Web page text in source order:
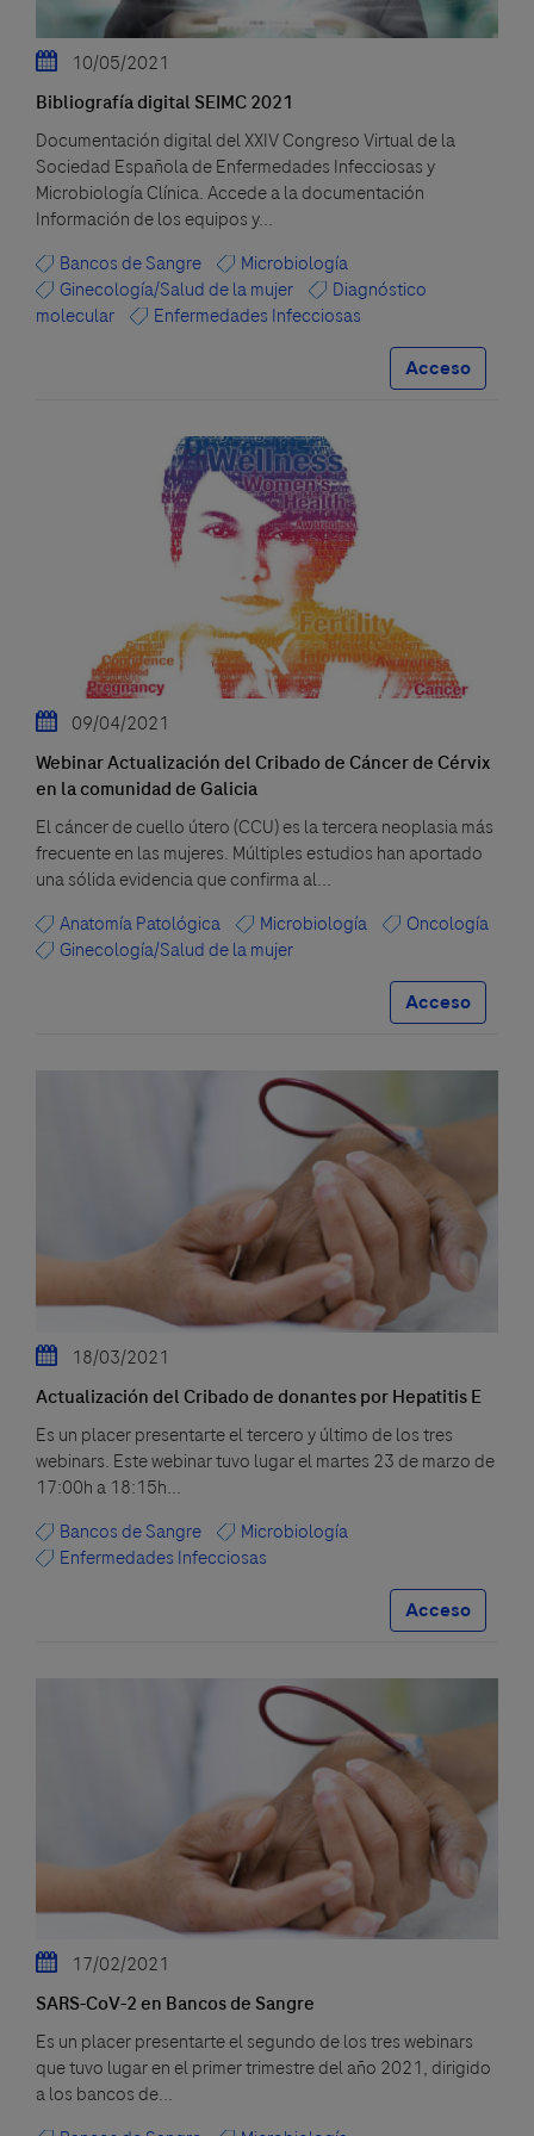
10/05/2021
Bibliografía digital SEIMC 2021
Documentación digital del XXIV Congreso Virtual de la
Sociedad Española de Enfermedades Infecciosas y
Microbiología Clínica. Accede a la documentación
Información de los equipos y...
Bancos de Sangre
Microbiología
Ginecología/Salud de la mujer
Diagnóstico
molecular
Enfermedades Infecciosas
Acceso
09/04/2021
Webinar Actualización del Cribado de Cáncer de Cérvix
en la comunidad de Galicia
El cáncer de cuello útero (CCU) es la tercera neoplasia más
frecuente en las mujeres. Múltiples estudios han aportado
una sólida evidencia que confirma al...
Anatomía Patológica
Microbiología
Oncología
Ginecología/Salud de la mujer
Acceso
18/03/2021
Actualización del Cribado de donantes por Hepatitis E
Es un placer presentarte el tercero y último de los tres
webinars. Este webinar tuvo lugar el martes 23 de marzo de
17:00h a 18:15h...
Bancos de Sangre
Microbiología
Enfermedades Infecciosas
Acceso
17/02/2021
SARS-CoV-2 en Bancos de Sangre
Es un placer presentarte el segundo de los tres webinars
que tuvo lugar en el primer trimestre del año 2021, dirigido
a los bancos de...